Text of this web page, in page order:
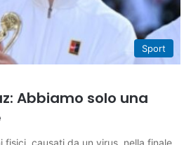
Sport
Abbiamo solo una